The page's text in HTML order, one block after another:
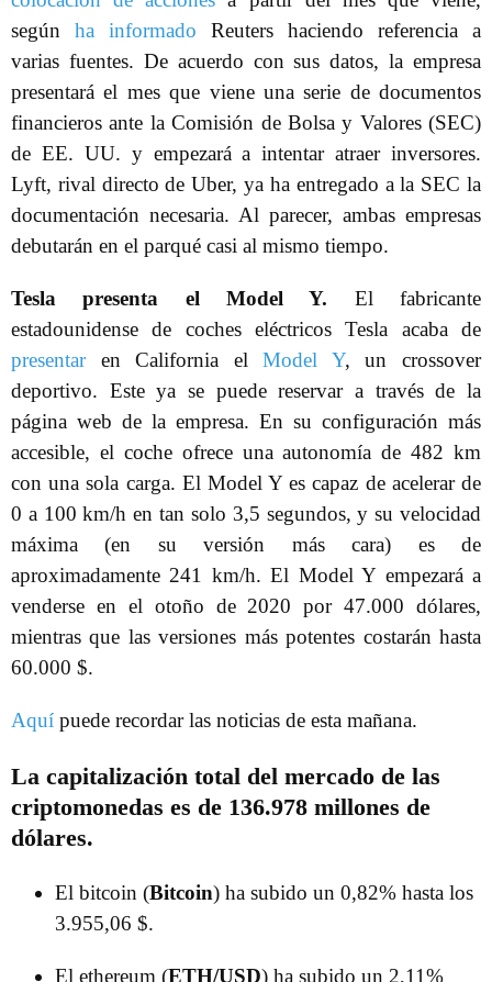
según ha informado Reuters haciendo referencia a
varias fuentes. De acuerdo con sus datos, la empresa
presentará el mes que viene una serie de documentos
financieros ante la Comisión de Bolsa y Valores (SEC)
de EE. UU. y empezará a intentar atraer inversores.
Lyft, rival directo de Uber, ya ha entregado a la SEC la
documentación necesaria. Al parecer, ambas empresas
debutarán en el parqué casi al mismo tiempo.
Tesla presenta el Model Y. El fabricante
estadounidense de coches eléctricos Tesla acaba de
presentaren California elModel Y, un crossover
deportivo. Este ya se puede reservar a través de la
página web de la empresa. En su configuración más
accesible, el coche ofrece una autonomía de 482 km
con una sola carga. El Model Y es capaz de acelerar de
0 a 100 km/h en tan solo 3,5 segundos, y su velocidad
máxima (en su versión más cara) es de
aproximadamente 241 km/h. El Model Y empezará a
venderse en el otoño de 2020 por 47.000 dólares,
mientras que las versiones más potentes costarán hasta
60.000 $.
Aquí puede recordar las noticias de esta mañana.
La capitalización total del mercado de las
criptomonedas es de 136.978 millones de
dólares.
El bitcoin (Bitcoin) ha subido un 0,82% hasta los
3.955,06 $.
El ethereum (ETH/USD) ha subido un 2,11%